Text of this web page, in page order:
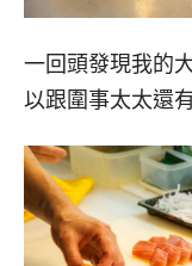
一回頭發現我的
以跟圍事太太還